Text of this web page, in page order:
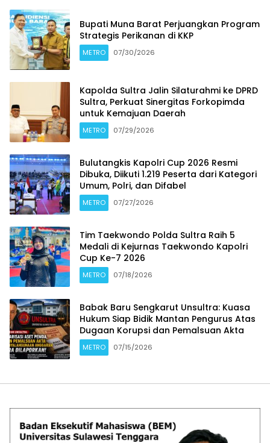
Bupati Muna Barat Perjuangkan Program
Strategis Perikanan di KKP
METRO 07/30/2026
Kapolda Sultra Jalin Silaturahmi ke DPRD
Sultra, Perkuat Sinergitas Forkopimda
untuk Kemajuan Daerah
METRO 07/29/2026
Bulutangkis Kapolri Cup 2026 Resmi
Dibuka, Diikuti 1.219 Peserta dari Kategori
Umum, Polri, dan Difabel
METRO 07/27/2026
Tim Taekwondo Polda Sultra Raih 5
Medali di Kejurnas Taekwondo Kapolri
Cup Ke-7 2026
METRO 07/18/2026
Babak Baru Sengkarut Unsultra: Kuasa
Hukum Siap Bidik Mantan Pengurus Atas
Dugaan Korupsi dan Pemalsuan Akta
METRO 07/15/2026